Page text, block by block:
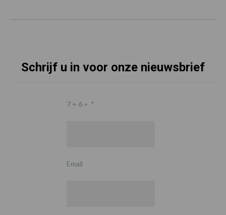
Schrijf u in voor onze nieuwsbrief
7 + 6 = *
Email